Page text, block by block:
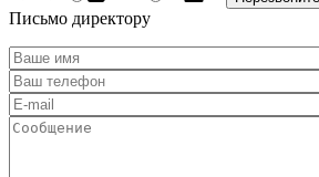
Письмо директору